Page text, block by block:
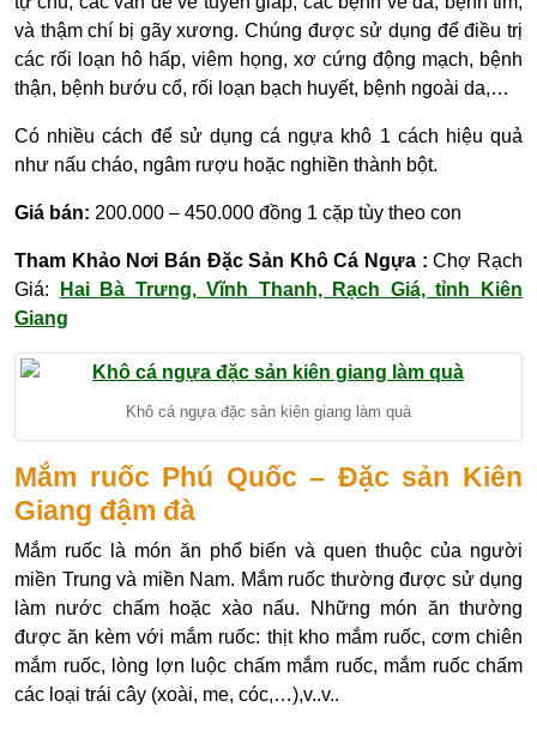
và thậm chí bị gãy xương. Chúng được sử dụng để điều trị
các rối loạn hô hấp, viêm họng, xơ cứng động mạch, bệnh
thận, bệnh bướu cổ, rối loạn bạch huyết, bệnh ngoài da,…
Có nhiều cách để sử dụng cá ngựa khô 1 cách hiệu quả
như nấu cháo, ngâm rượu hoặc nghiền thành bột.
Giá bán: 200.000 – 450.000 đồng 1 cặp tùy theo con
Tham Khảo Nơi Bán Đặc Sản Khô Cá Ngựa :Chợ Rạch
Giá:
Hai Bà Trưng, Vĩnh Thanh, Rạch Giá, tỉnh Kiên
Giang
Khô cá ngựa đặc sản kiên giang làm quà
Mắm ruốc Phú Quốc – Đặc sản Kiên
Giang đậm đà
Mắm ruốc là món ăn phổ biến và quen thuộc của người
miền Trung và miền Nam. Mắm ruốc thường được sử dụng
làm nước chấm hoặc xào nấu. Những món ăn thường
được ăn kèm với mắm ruốc: thịt kho mắm ruốc, cơm chiên
mắm ruốc, lòng lợn luộc chấm mắm ruốc, mắm ruốc chấm
các loại trái cây (xoài, me, cóc,…),v..v..